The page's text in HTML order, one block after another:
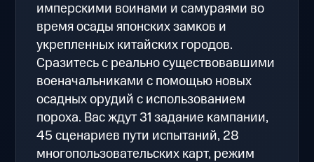
имперскими воинами и самураями во
время осады японских замков и
укрепленных китайских городов.
Сразитесь с реально существовавшими
военачальниками с помощью новых
осадных орудий с использованием
пороха. Вас ждут 31 задание кампании,
45 сценариев пути испытаний, 28
многопользовательских карт, режим